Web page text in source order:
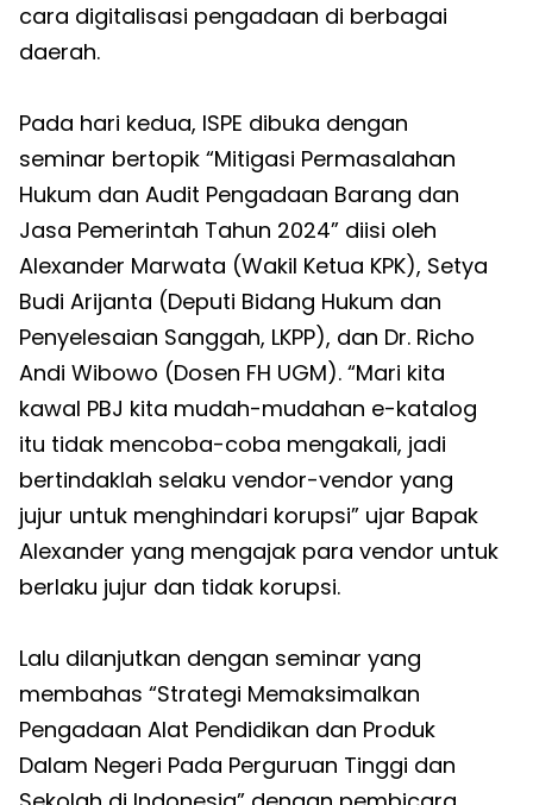
cara digitalisasi pengadaan di berbagai
daerah.
Pada hari kedua, ISPE dibuka dengan
seminar bertopik “Mitigasi Permasalahan
Hukum dan Audit Pengadaan Barang dan
Jasa Pemerintah Tahun 2024” diisi oleh
Alexander Marwata (Wakil Ketua KPK), Setya
Budi Arijanta (Deputi Bidang Hukum dan
Penyelesaian Sanggah, LKPP), dan Dr. Richo
Andi Wibowo (Dosen FH UGM). “Mari kita
kawal PBJ kita mudah-mudahan e-katalog
itu tidak mencoba-coba mengakali, jadi
bertindaklah selaku vendor-vendor yang
jujur untuk menghindari korupsi” ujar Bapak
Alexander yang mengajak para vendor untuk
berlaku jujur dan tidak korupsi.
Lalu dilanjutkan dengan seminar yang
membahas “Strategi Memaksimalkan
Pengadaan Alat Pendidikan dan Produk
Dalam Negeri Pada Perguruan Tinggi dan